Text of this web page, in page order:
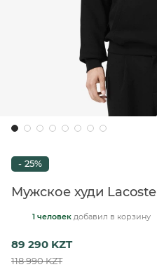
- 25%
Мужское худи Lacoste
1 человек добавил в корзину
89 290 KZT
118 990 KZT